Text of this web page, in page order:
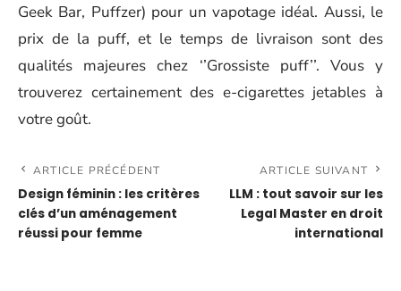
Geek Bar, Puffzer) pour un vapotage idéal. Aussi, le
prix de la puff, et le temps de livraison sont des
qualités majeures chez ‘’Grossiste puff’’. Vous y
trouverez certainement des e-cigarettes jetables à
votre goût.
ARTICLE PRÉCÉDENT
Design féminin : les critères
clés d’un aménagement
réussi pour femme
ARTICLE SUIVANT
LLM : tout savoir sur les
Legal Master en droit
international